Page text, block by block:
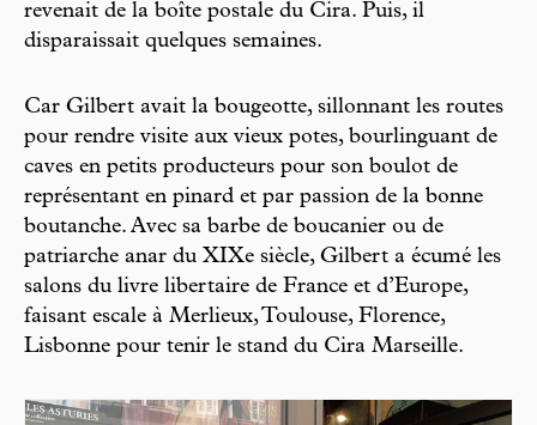
revenait de la boîte postale du Cira. Puis, il
disparaissait quelques semaines.
Car Gilbert avait la bougeotte, sillonnant les routes
pour rendre visite aux vieux potes, bourlinguant de
caves en petits producteurs pour son boulot de
représentant en pinard et par passion de la bonne
boutanche. Avec sa barbe de boucanier ou de
patriarche anar du XIXe siècle, Gilbert a écumé les
salons du livre libertaire de France et d’Europe,
faisant escale à Merlieux, Toulouse, Florence,
Lisbonne pour tenir le stand du Cira Marseille.